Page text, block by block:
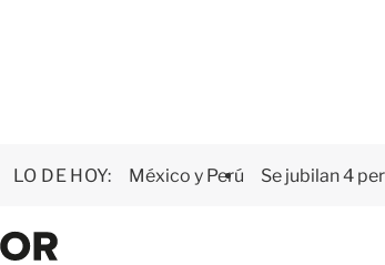
LO DE HOY: México y Perú Se jubilan 4
E
x